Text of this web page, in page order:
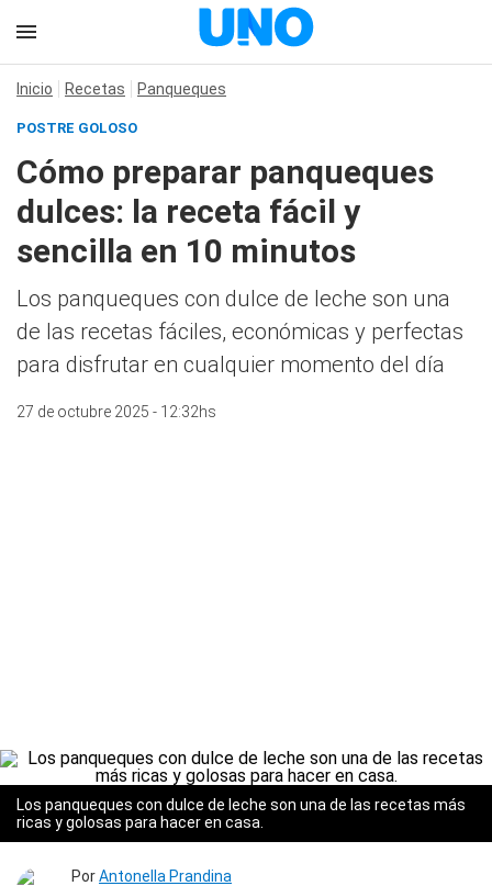
Inicio Recetas Panqueques
POSTRE GOLOSO
Cómo preparar panqueques
dulces: la receta fácil y
sencilla en 10 minutos
Los panqueques con dulce de leche son una
de las recetas fáciles, económicas y perfectas
para disfrutar en cualquier momento del día
27 de octubre 2025 - 12:32hs
Los panqueques con dulce de leche son una de las recetas más
ricas y golosas para hacer en casa.
PorAntonella Prandina